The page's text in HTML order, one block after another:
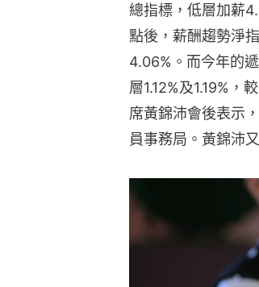
總指標，低層加薪
點後，薪酬趨勢淨
4.06%。而今年的
層1.12%及1.19%，
席黃錦沛會後表示
員事務局。黃錦沛